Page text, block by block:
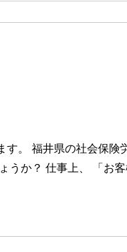
。 福井県の社会保
うか？ 仕事上、 「お